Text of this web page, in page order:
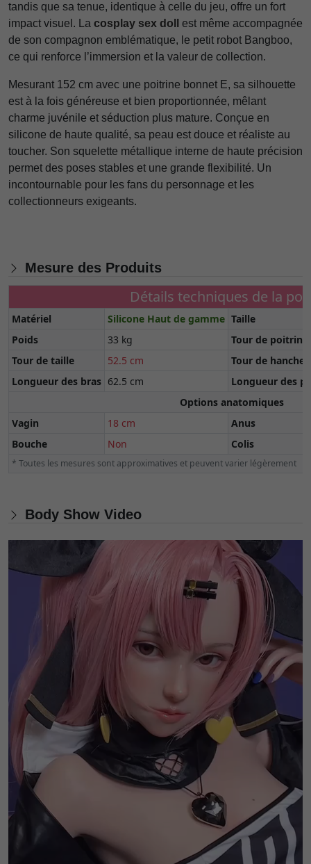
tandis que sa tenue, identique à celle du jeu, offre un fort
impact visuel. La cosplay sex doll
est même accompagnée
de son compagnon emblématique, le petit robot Bangboo,
ce qui renforce l’immersion et la valeur de collection.
Mesurant 152 cm avec une poitrine bonnet E, sa silhouette
est à la fois généreuse et bien proportionnée, mêlant
charme juvénile et séduction plus mature. Conçue en
silicone de haute qualité, sa peau est douce et réaliste au
toucher. Son squelette métallique interne de haute précision
permet des poses stables et une grande flexibilité. Un
incontournable pour les fans du personnage et les
collectionneurs exigeants.
Mesure des Produits
Détails techniques de la
Matériel Silicone Haut de gamme Taille
Poids
33 kg
Tour de poitrine
Tour de taille
52.5 cm
Tour de hanche
Longueur des bras 62.5 cm
Longueur des
Options anatomiques
Vagin
18 cm
Anus
Bouche
Non Colis
* Toutes les mesures sont approximatives et peuvent varier légèrement
Body Show Video